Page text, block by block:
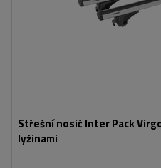
Střešní nosič Inter Pack
lyžinami